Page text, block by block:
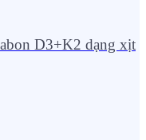
D3+K2 dạng xịt